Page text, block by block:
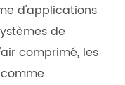
d'applications
de
comprimé, les